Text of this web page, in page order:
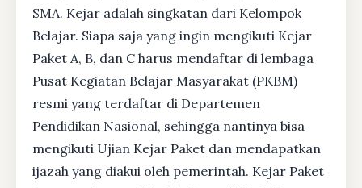
SMA. Kejar adalah singkatan dari Kelompok
Belajar. Siapa saja yang ingin mengikuti Kejar
Paket A, B, dan C harus mendaftar di lembaga
Pusat Kegiatan Belajar Masyarakat (PKBM)
resmi yang terdaftar di Departemen
Pendidikan Nasional, sehingga nantinya bisa
mengikuti Ujian Kejar Paket dan mendapatkan
ijazah yang diakui oleh pemerintah. Kejar Paket